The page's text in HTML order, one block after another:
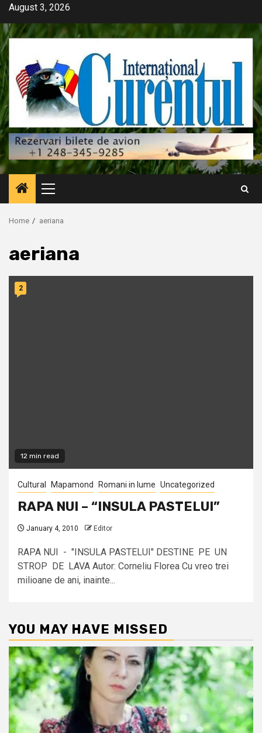
Skip
content
August 3, 2026
Primary
Menu
Home aeriana
aeriana
12 min read
2
Cultural Mapamond Romani in lume Uncategorized
RAPA NUI – “INSULA PASTELUI”
January 4, 2010 Editor
RAPA NUI - "INSULA PASTELUI" DESTINE PE UN
STROP DE LAVA Autor: Corneliu Florea Cu vreo trei
milioane de ani, inainte...
YOU MAY HAVE MISSED